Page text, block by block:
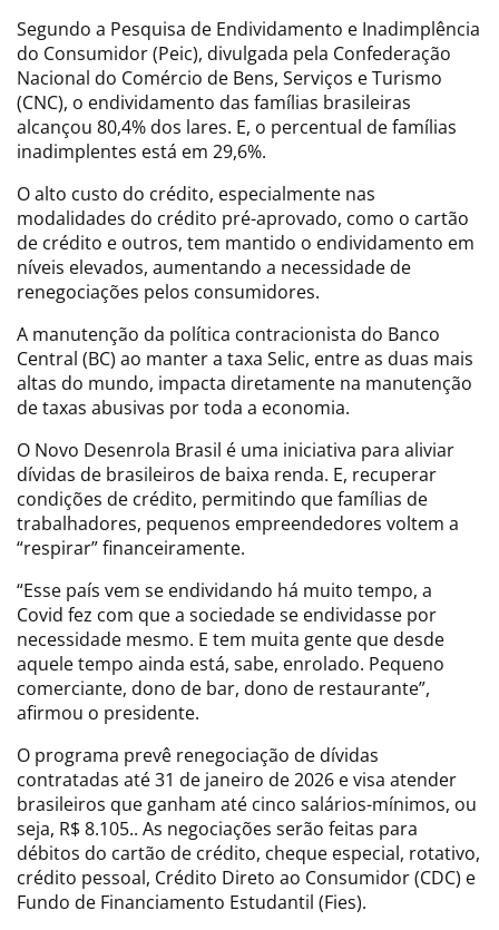
Segundo a Pesquisa de Endividamento e Inadimplência
do Consumidor (Peic), divulgada pela Confederação
Nacional do Comércio de Bens, Serviços e Turismo
(CNC), o endividamento das famílias brasileiras
alcançou 80,4% dos lares. E, o percentual de famílias
inadimplentes está em 29,6%.
O alto custo do crédito, especialmente nas
modalidades do crédito pré-aprovado, como o cartão
de crédito e outros, tem mantido o endividamento em
níveis elevados, aumentando a necessidade de
renegociações pelos consumidores.
A manutenção da política contracionista do Banco
Central (BC) ao manter a taxa Selic, entre as duas mais
altas do mundo, impacta diretamente na manutenção
de taxas abusivas por toda a economia.
O Novo Desenrola Brasil é uma iniciativa para aliviar
dívidas de brasileiros de baixa renda. E, recuperar
condições de crédito, permitindo que famílias de
trabalhadores, pequenos empreendedores voltem a
“respirar” financeiramente.
“Esse país vem se endividando há muito tempo, a
Covid fez com que a sociedade se endividasse por
necessidade mesmo. E tem muita gente que desde
aquele tempo ainda está, sabe, enrolado. Pequeno
comerciante, dono de bar, dono de restaurante”,
afirmou o presidente.
O programa prevê renegociação de dívidas
contratadas até 31 de janeiro de 2026 e visa atender
brasileiros que ganham até cinco salários-mínimos, ou
seja, R$ 8.105.. As negociações serão feitas para
débitos do cartão de crédito, cheque especial, rotativo,
crédito pessoal, Crédito Direto ao Consumidor (CDC) e
Fundo de Financiamento Estudantil (Fies).